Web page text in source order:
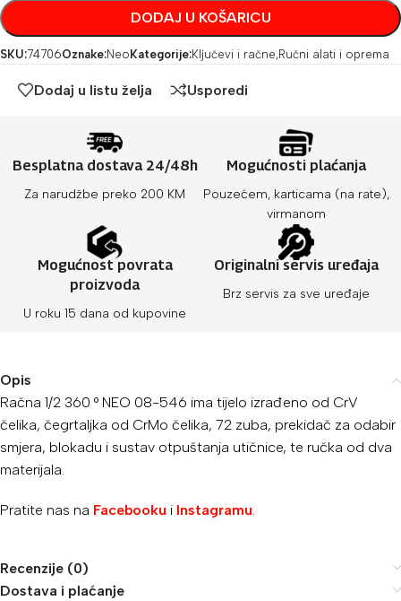
DODAJ U KOŠARICU
SKU:74706Oznake:Neo Kategorije:Ključevi i račne,Ručni alati i oprema
Dodaj u listu želja Usporedi
Besplatna dostava 24/48h
Za narudžbe preko 200 KM
Mogućnosti plaćanja
Pouzećem, karticama (na rate),
virmanom
Mogućnost povrata
proizvoda
U roku 15 dana od kupovine
Originalni servis uređaja
Brz servis za sve uređaje
Opis
Račna 1/2 360 ° NEO 08-546 ima tijelo izrađeno od CrV
čelika, čegrtaljka od CrMo čelika, 72 zuba, prekidač za odabir
smjera, blokadu i sustav otpuštanja utičnice, te ručka od dva
materijala.
Pratite nas na Facebooku i Instagramu.
Recenzije (0)
Dostava i plaćanje